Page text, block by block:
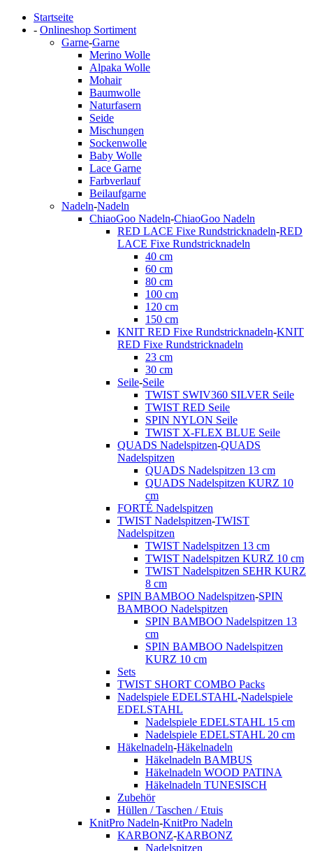
Startseite
- Onlineshop Sortiment
Garne-Garne
Merino Wolle
Alpaka Wolle
Mohair
Baumwolle
Naturfasern
Seide
Mischungen
Sockenwolle
Baby Wolle
Lace Garne
Farbverlauf
Beilaufgarne
Nadeln-Nadeln
ChiaoGoo Nadeln-ChiaoGoo Nadeln
RED LACE Fixe Rundstricknadeln-RED
LACE Fixe Rundstricknadeln
40 cm
60 cm
80 cm
100 cm
120 cm
150 cm
KNIT RED Fixe Rundstricknadeln-KNIT
RED Fixe Rundstricknadeln
23 cm
30 cm
Seile-Seile
TWIST SWIV360 SILVER Seile
TWIST RED Seile
SPIN NYLON Seile
TWIST X-FLEX BLUE Seile
QUADS Nadelspitzen-QUADS
Nadelspitzen
QUADS Nadelspitzen 13 cm
QUADS Nadelspitzen KURZ 10
cm
FORTÉ Nadelspitzen
TWIST Nadelspitzen-TWIST
Nadelspitzen
TWIST Nadelspitzen 13 cm
TWIST Nadelspitzen KURZ 10 cm
TWIST Nadelspitzen SEHR KURZ
8 cm
SPIN BAMBOO Nadelspitzen-SPIN
BAMBOO Nadelspitzen
SPIN BAMBOO Nadelspitzen 13
cm
SPIN BAMBOO Nadelspitzen
KURZ 10 cm
Sets
TWIST SHORT COMBO Packs
Nadelspiele EDELSTAHL-Nadelspiele
EDELSTAHL
Nadelspiele EDELSTAHL 15 cm
Nadelspiele EDELSTAHL 20 cm
Häkelnadeln-Häkelnadeln
Häkelnadeln BAMBUS
Häkelnadeln WOOD PATINA
Häkelnadeln TUNESISCH
Zubehör
Hüllen / Taschen / Etuis
KnitPro Nadeln-KnitPro Nadeln
KARBONZ-KARBONZ
Nadelspitzen